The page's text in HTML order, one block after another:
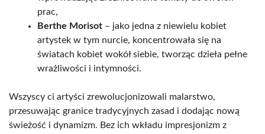
prac,
Berthe Morisot – jako jedna z niewielu kobiet
artystek w tym nurcie, koncentrowała się na
światach kobiet wokół siebie, tworząc dzieła pełne
wrażliwości i intymności.
Wszyscy ci artyści zrewolucjonizowali malarstwo,
przesuwając granice tradycyjnych zasad i dodając nową
świeżość i dynamizm. Bez ich wkładu impresjonizm z